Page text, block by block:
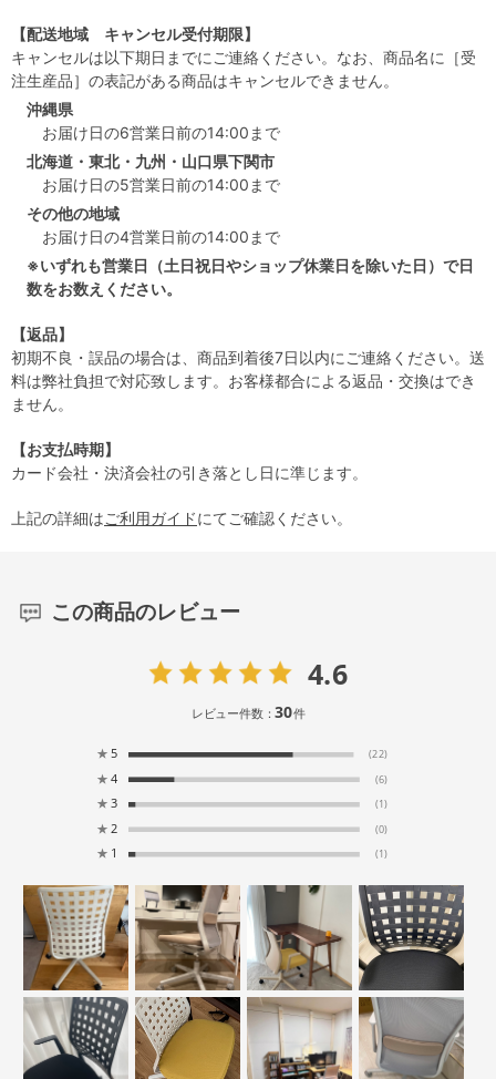
【配送地域 キャンセル受付期限】
キャンセルは以下期日までにご連絡ください。なお、商品名に［受
注生産品］の表記がある商品はキャンセルできません。
沖縄県
お届け日の6営業日前の14:00まで
北海道・東北・九州・山口県下関市
お届け日の5営業日前の14:00まで
その他の地域
お届け日の4営業日前の14:00まで
※いずれも営業日（土日祝日やショップ休業日を除いた日）で日
数をお数えください。
【返品】
初期不良・誤品の場合は、商品到着後7日以内にご連絡ください。送
料は弊社負担で対応致します。お客様都合による返品・交換はでき
ません。
【お支払時期】
カード会社・決済会社の引き落とし日に準じます。
上記の詳細はご利用ガイドにてご確認ください。
この商品のレビュー
4.6
レビュー件数：30件
★ 5 (22)
★ 4 (6)
★ 3 (1)
★ 2 (0)
★ 1 (1)